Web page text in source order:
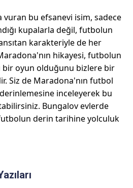
bu efsanevi isim, sadece
kupalarla değil, futbolun
karakteriyle de her
hikayesi, futbolun
oyun olduğunu bizlere bir
Siz de Maradona'nın futbol
inceleyerek bu
Bungalov evlerde
derin tarihine yolculuk